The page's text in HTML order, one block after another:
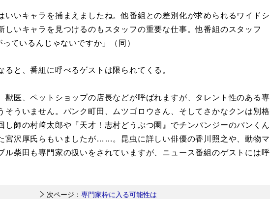
いいキャラを捕まえましたね。他番組との差別化が求められるワイドシ
しいキャラを見つけるのもスタッフの重要な仕事。他番組のスタッフ
っているんじゃないですか」（同）
と、番組に呼べるゲストは限られてくる。
獣医、ペットショップの店長などが呼ばれますが、タレント性のある専
そういません。パンク町田、ムツゴロウさん、そしてさかなクンは別格
し師の村﨑太郎や『天才！志村どうぶつ園』でチンパンジーのパンくん
宮沢厚氏らもいましたが……。昆虫に詳しい俳優の香川照之や、動物マ
ル柴田も専門家の扱いをされていますが、ニュース番組のゲストには呼
次ページ： 専門家枠に入る可能性は